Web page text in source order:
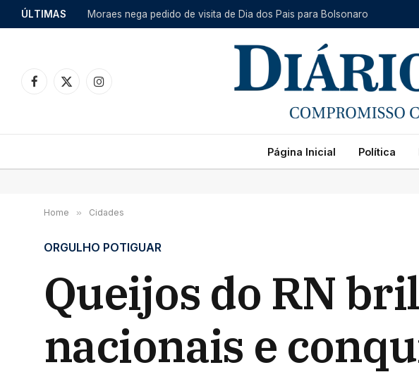
ÚLTIMAS Moraes nega pedido de visita de Dia dos Pais para Bolsonaro
Facebook
X
Instagram
Página Inicial Política
Home » Cidades
ORGULHO POTIGUAR
Queijos do RN
nacionais e